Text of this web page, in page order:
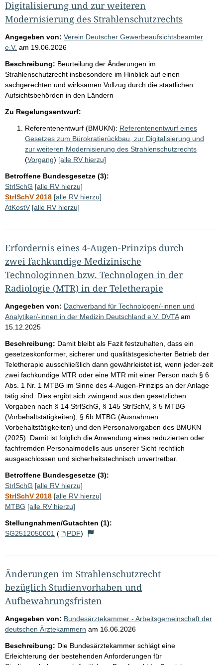
Digitalisierung und zur weiteren
Modernisierung des Strahlenschutzrechts
Angegeben von: Verein Deutscher Gewerbeaufsichtsbeamter
e.V. am 19.06.2026
Beschreibung: Beurteilung der Änderungen im
Strahlenschutzrecht insbesondere im Hinblick auf einen
sachgerechten und wirksamen Vollzug durch die staatlichen
Aufsichtsbehörden in den Ländern
Zu Regelungsentwurf:
Referentenentwurf (BMUKN): Referentenentwurf eines
Gesetzes zum Bürokratierückbau, zur Digitalisierung und
zur weiteren Modernisierung des Strahlenschutzrechts
(Vorgang) [alle RV hierzu]
Betroffene Bundesgesetze (3):
StrlSchG [alle RV hierzu]
StrlSchV 2018 [alle RV hierzu]
AtKostV [alle RV hierzu]
Erfordernis eines 4-Augen-Prinzips durch
zwei fachkundige Medizinische
Technologinnen bzw. Technologen in der
Radiologie (MTR) in der Teletherapie
Angegeben von: Dachverband für Technologen/-innen und
Analytiker/-innen in der Medizin Deutschland e.V. DVTA am
15.12.2025
Beschreibung: Damit bleibt als Fazit festzuhalten, dass ein
gesetzeskonformer, sicherer und qualitätsgesicherter Betrieb der
Teletherapie ausschließlich dann gewährleistet ist, wenn jeder-zeit
zwei fachkundige MTR oder eine MTR mit einer Person nach § 6
Abs. 1 Nr. 1 MTBG im Sinne des 4-Augen-Prinzips an der Anlage
tätig sind. Dies ergibt sich zwingend aus den gesetzlichen
Vorgaben nach § 14 StrlSchG, § 145 StrlSchV, § 5 MTBG
(Vorbehaltstätigkeiten), § 6b MTBG (Ausnahmen
Vorbehaltstätigkeiten) und den Personalvorgaben des BMUKN
(2025). Damit ist folglich die Anwendung eines reduzierten oder
fachfremden Personalmodells aus unserer Sicht rechtlich
ausgeschlossen und sicherheitstechnisch unvertretbar.
Betroffene Bundesgesetze (3):
StrlSchG [alle RV hierzu]
StrlSchV 2018 [alle RV hierzu]
MTBG [alle RV hierzu]
Stellungnahmen/Gutachten (1):
SG2512050001 ( PDF)
Änderungen im Strahlenschutzrecht
bezüglich Studienvorhaben und
Aufbewahrungsfristen
Angegeben von: Bundesärztekammer - Arbeitsgemeinschaft der
deutschen Ärztekammern am 16.06.2026
Beschreibung: Die Bundesärztekammer schlägt eine
Erleichterung der bestehenden Anforderungen für